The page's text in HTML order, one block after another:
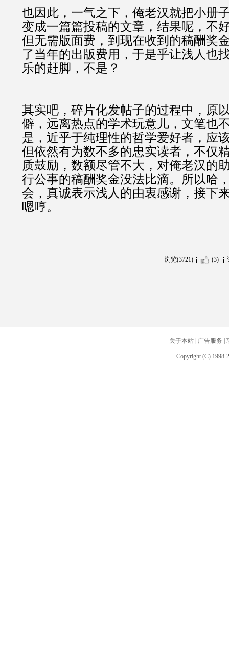
也因此，一气之下，俺老汉就把小册
变成一篇篇投稿的文章，结果呢，不
但无需版面费，到现在收到的稿酬奖
了当年的出版费用，于是乎让浅人也
乐的赶脚，不是？
其实吧，碎片化发帖子的过程中，原
僻，远离热点的学术玩意儿，文笔也
是，近乎于纯理性的哲学爱好者，应
但依然有为数不多的忠实读者，不仅
质鼓励，数额尽管不大，对俺老汉的
行公事的稿酬奖金没法比滴。所以哈
会，真诚表示浅人的由衷感谢，接下
嗯哼。
浏览(3721) (3)
关于本站| 广告服务
Copyright (C) 1998-